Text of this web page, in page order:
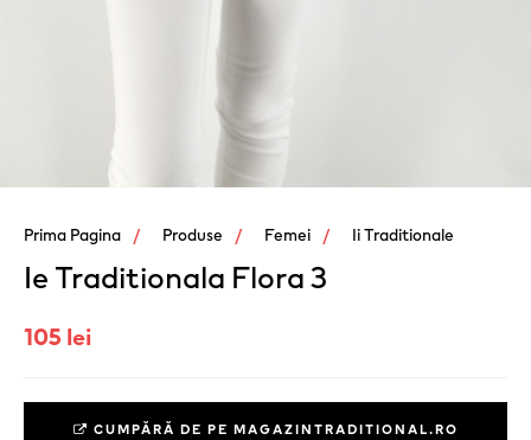
Prima Pagina Produse Femei Ii Traditionale
Ie Traditionala Flora 3
105 lei
CUMPĂRĂ DE PE MAGAZINTRADITIONAL.RO